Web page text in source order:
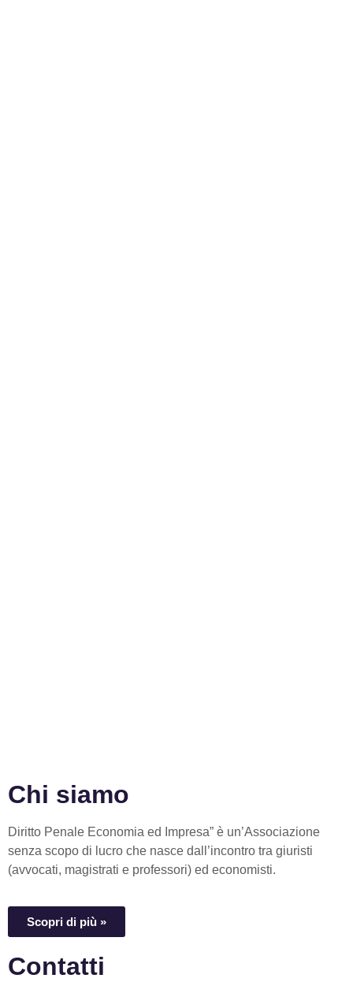
Chi siamo
Diritto Penale Economia ed Impresa” è un’Associazione
senza scopo di lucro che nasce dall’incontro tra giuristi
(avvocati, magistrati e professori) ed economisti.
Scopri di più »
Contatti